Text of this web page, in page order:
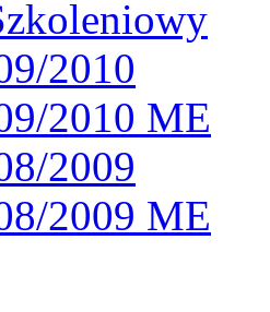
2010
2010 ME
2009
2009 ME